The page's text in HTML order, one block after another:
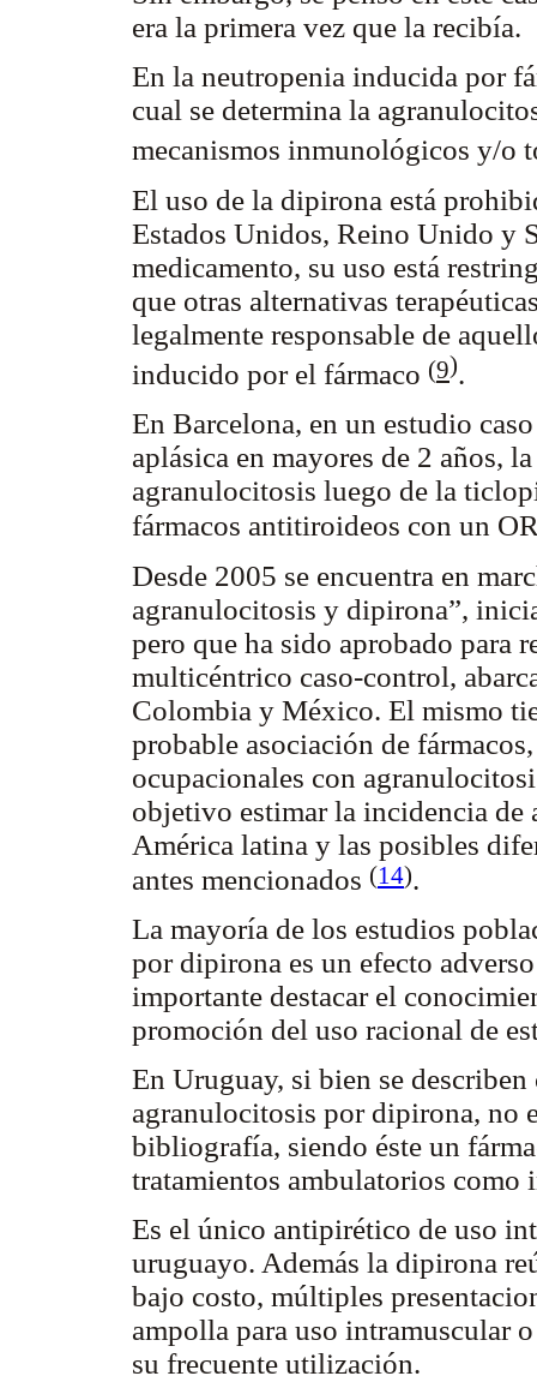
era la primera vez que la recibía.
En la neutropenia inducida por
cual se determina la
mecanismos inmunológicos y/o
El uso de la dipirona está
Estados Unidos, Reino Unido y
medicamento, su uso está
que otras alternativas
legalmente responsable de
inducido por el fármaco (9).
En Barcelona, en un estudio
aplásica en mayores de 2 años,
agranulocitosis luego de la
fármacos antitiroideos con un
Desde 2005 se encuentra en
agranulocitosis y dipirona”,
pero que ha sido aprobado para
multicéntrico caso-control,
Colombia y México. El mismo
probable asociación de
ocupacionales con
objetivo estimar la incidencia de
América latina y las posibles
antes mencionados (14).
La mayoría de los estudios
por dipirona es un efecto
importante destacar el
promoción del uso racional de
En Uruguay, si bien se
agranulocitosis por dipirona, no
bibliografía, siendo éste un
tratamientos ambulatorios como
Es el único antipirético de uso
uruguayo. Además la dipirona
bajo costo, múltiples
ampolla para uso intramuscular
su frecuente utilización.